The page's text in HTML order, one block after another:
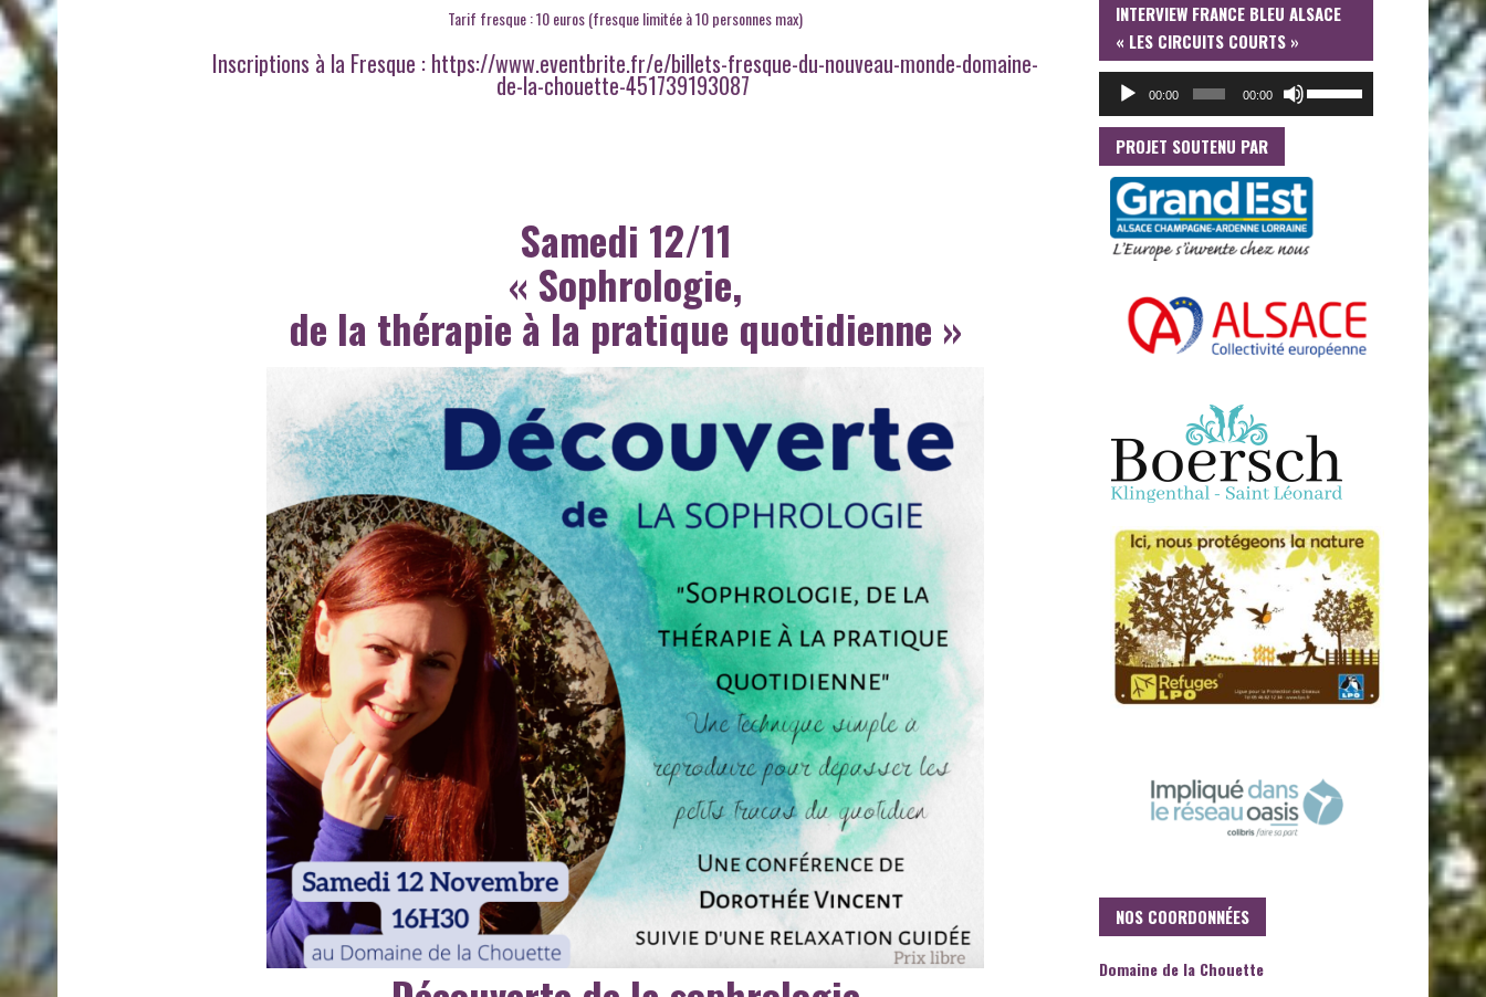
Tarif fresque : 10 euros (fresque limitée à 10 personnes max)
Inscriptions à la Fresque : https://www.eventbrite.fr/e/billets-fresque-du-nouveau-monde-domaine-
de-la-chouette-451739193087
Samedi 12/11
« Sophrologie,
de la thérapie à la pratique quotidienne »
INTERVIEW FRANCE BLEU ALSACE
« LES CIRCUITS COURTS »
LECTEUR
00:00 00:00
LES
FLÈCHES
AUGMENTER
OU
DIMINUER
LE
VOLUME.
PROJET SOUTENU PAR
NOS COORDONNÉES
Domaine de la Chouette